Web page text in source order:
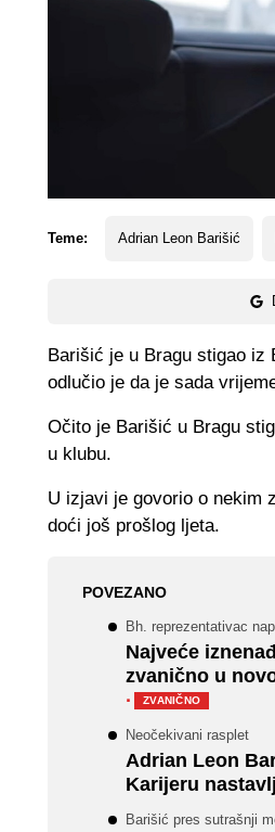
Teme: Adrian Leon Barišić
Barišić je u Bragu stigao iz
odlučio je da je sada
Očito je Barišić u Bragu
u klubu.
U izjavi je govorio o nekim
doći još prošlog ljeta.
POVEZANO
Bh. reprezentativac
Najveće
zvanično u
·
ZVANIČNO
Neočekivani rasplet
Adrian Leon
Karijeru
Barišić pres sutrašnji